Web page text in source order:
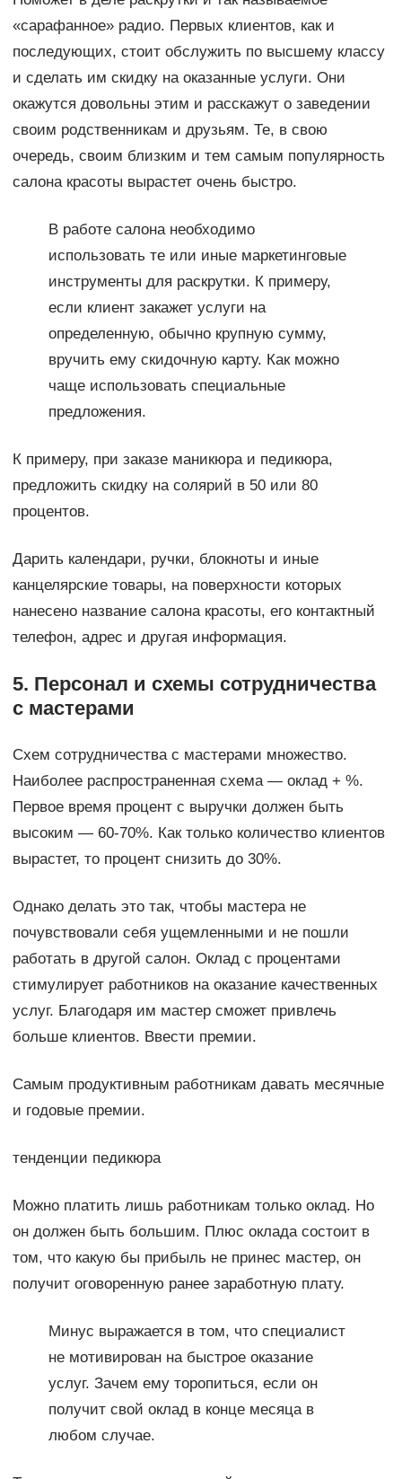
«сарафанное» радио. Первых клиентов, как и
последующих, стоит обслужить по высшему классу
и сделать им скидку на оказанные услуги. Они
окажутся довольны этим и расскажут о заведении
своим родственникам и друзьям. Те, в свою
очередь, своим близким и тем самым популярность
салона красоты вырастет очень быстро.
В работе салона необходимо
использовать те или иные маркетинговые
инструменты для раскрутки. К примеру,
если клиент закажет услуги на
определенную, обычно крупную сумму,
вручить ему скидочную карту. Как можно
чаще использовать специальные
предложения.
К примеру, при заказе маникюра и педикюра,
предложить скидку на солярий в 50 или 80
процентов.
Дарить календари, ручки, блокноты и иные
канцелярские товары, на поверхности которых
нанесено название салона красоты, его контактный
телефон, адрес и другая информация.
5. Персонал и схемы сотрудничества
с мастерами
Схем сотрудничества с мастерами множество.
Наиболее распространенная схема — оклад + %.
Первое время процент с выручки должен быть
высоким — 60-70%. Как только количество клиентов
вырастет, то процент снизить до 30%.
Однако делать это так, чтобы мастера не
почувствовали себя ущемленными и не пошли
работать в другой салон. Оклад с процентами
стимулирует работников на оказание качественных
услуг. Благодаря им мастер сможет привлечь
больше клиентов. Ввести премии.
Самым продуктивным работникам давать месячные
и годовые премии.
тенденции педикюра
Можно платить лишь работникам только оклад. Но
он должен быть большим. Плюс оклада состоит в
том, что какую бы прибыль не принес мастер, он
получит оговоренную ранее заработную плату.
Минус выражается в том, что специалист
не мотивирован на быстрое оказание
услуг. Зачем ему торопиться, если он
получит свой оклад в конце месяца в
любом случае.